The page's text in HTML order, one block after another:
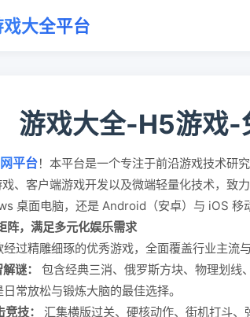
大全平台
游戏大全-H5游戏-
平台！本平台是一个专注于前沿游戏技术研
、客户端游戏开发以及微端轻量化技术，致
桌面电脑，还是 Android（安卓）与 iOS 移
阵，满足多元化娱乐需求
过精雕细琢的优秀游戏，全面覆盖行业主流与
谜：
包含经典三消、俄罗斯方块、物理划线
常放松与锻炼大脑的最佳选择。
技：
汇集横版过关、硬核动作、街机打斗